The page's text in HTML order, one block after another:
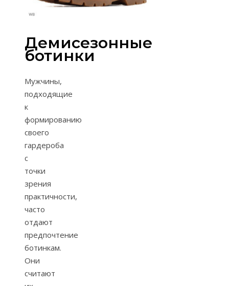
Демисезонные
ботинки
Мужчины,
подходящие
к
формированию
своего
гардероба
с
точки
зрения
практичности,
часто
отдают
предпочтение
ботинкам.
Они
считают